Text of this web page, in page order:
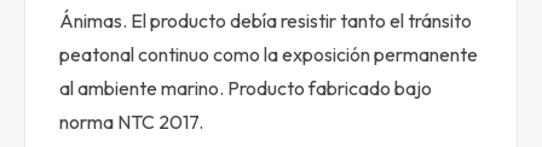
Ánimas. El producto debía resistir tanto el tránsito
peatonal continuo como la exposición permanente
al ambiente marino. Producto fabricado bajo
norma NTC 2017.